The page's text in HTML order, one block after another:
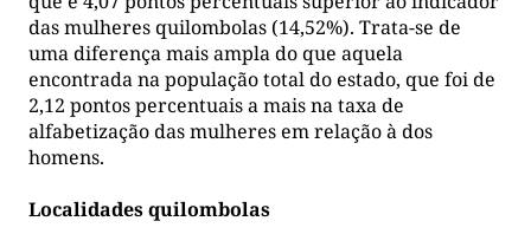
das mulheres quilombolas (14,52%). Trata-se de
uma diferença mais ampla do que aquela
encontrada na população total do estado, que foi de
2,12 pontos percentuais a mais na taxa de
alfabetização das mulheres em relação à dos
homens.
Localidades quilombolas